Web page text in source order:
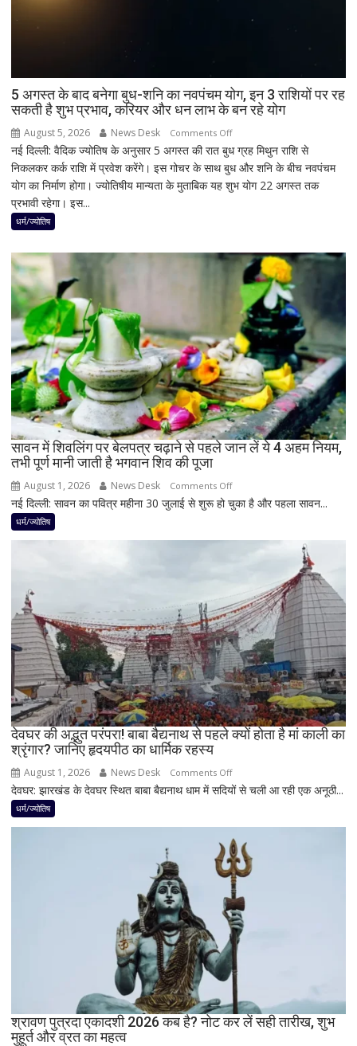
उपचुनावों
के
बढ़ाई
सियासी
हलचल
5 अगस्त के बाद बनेगा बुध-शनि का नवपंचम योग, इन 3 राशियों पर रह
सकती है शुभ प्रभाव, करियर और धन लाभ के बन रहे योग
August 5, 2026 News Desk Comments Offon
5
अगस्त
के
शनि
नवपंचम
योग,
इन
3
राशियों
पर
रह
सकती
है
शुभ
करियर
और
योग
नई दिल्ली: वैदिक ज्योतिष के अनुसार 5 अगस्त की रात बुध ग्रह मिथुन राशि से
निकलकर कर्क राशि में प्रवेश करेंगे। इस गोचर के साथ बुध और शनि के बीच नवपंचम
योग का निर्माण होगा। ज्योतिषीय मान्यता के मुताबिक यह शुभ योग 22 अगस्त तक
प्रभावी रहेगा। इस...
धर्म/ज्योतिष
सावन में शिवलिंग पर बेलपत्र चढ़ाने से पहले जान लें ये 4 अहम नियम,
तभी पूर्ण मानी जाती है भगवान शिव की पूजा
August 1, 2026 News Desk Comments Offon
सावन
से
पहले
जान
लें
ये
4
अहम
नियम,
मानी
शिव
की
पूजा
नई दिल्ली: सावन का पवित्र महीना 30 जुलाई से शुरू हो चुका है और पहला सावन...
धर्म/ज्योतिष
देवघर की अद्भुत परंपरा! बाबा बैद्यनाथ से पहले क्यों होता है मां काली का
श्रृंगार? जानिए हृदयपीठ का धार्मिक रहस्य
August 1, 2026 News Desk Comments Offon
देवघर
अद्भुत
परंपरा!
बाबा
बैद्यनाथ
से
पहले
क्यों
होता
है
मां
काली
का
देवघर: झारखंड के देवघर स्थित बाबा बैद्यनाथ धाम में सदियों से चली आ रही एक अनूठी...
धर्म/ज्योतिष
श्रावण पुत्रदा एकादशी 2026 कब है? नोट कर लें सही तारीख, शुभ
मुहूर्त और व्रत का महत्व